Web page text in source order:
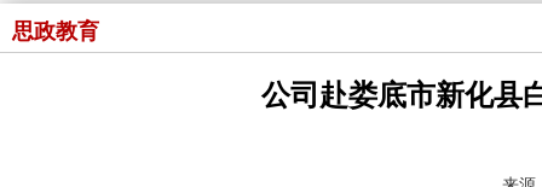
思政教育
公司赴娄底市新化县